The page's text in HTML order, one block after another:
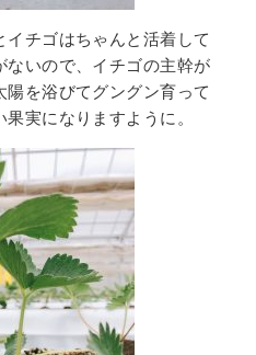
イチゴはちゃんと活着して
ないので、イチゴの主幹が
を浴びてグングン育って
実になりますように。